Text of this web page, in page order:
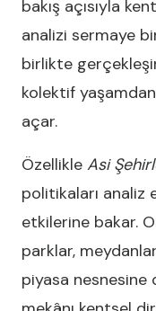
bakış açısıyla
analizi sermaye
birlikte
kolektif
açar.
Özellikle Asi
politikaları analiz
etkilerine bakar.
parklar,
piyasa nesnesine